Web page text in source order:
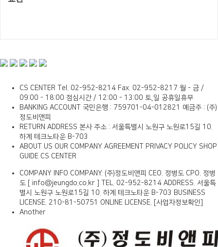
CS CENTER Tel. 02-952-8214 Fax. 02-952-8217 월 - 금 /
09:00 - 18:00 점심시간 / 12:00 - 13:00 토,일 공휴일휴무
BANKING ACCOUNT
국민은행 : 759701-04-012821
예금주 : (주)
정도비앤피
RETURN ADDRESS 본사 주소 : 서울특별시 노원구 노원로15길 10.
하계 테크노타운 B-703
ABOUT US OUR COMPANY AGREEMENT PRIVACY POLICY SHOP
GUIDE CS CENTER
COMPANY INFO COMPANY. (주)정도비앤피 CEO. 정병도 CPO. 정병
도 [ info@jeungdo.co.kr ] TEL. 02-952-8214 ADDRESS. 서울특
별시 노원구 노원로15길 10. 하계 테크노타운 B-703 BUSINESS
LICENSE. 210-81-50751 ONLINE LICENSE. [사업자정보확인]
Another